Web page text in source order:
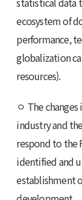
ecosystem of
performance,
globalization
resources).
ㅇ The
industry and
respond to the
identified and
establishment